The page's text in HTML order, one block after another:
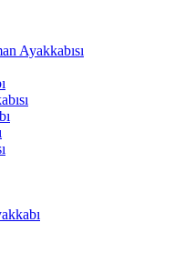
Ayakkabısı